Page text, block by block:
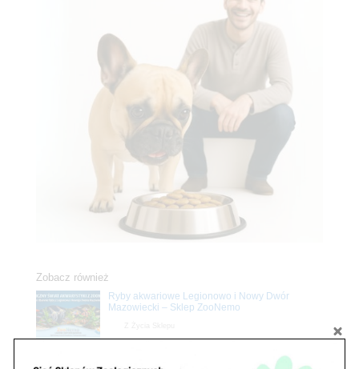
Zobacz również
Ryby akwariowe Legionowo i Nowy Dwór
Mazowiecki – Sklep ZooNemo
rośliny akwariowe w ZooNemo – Legionowo i